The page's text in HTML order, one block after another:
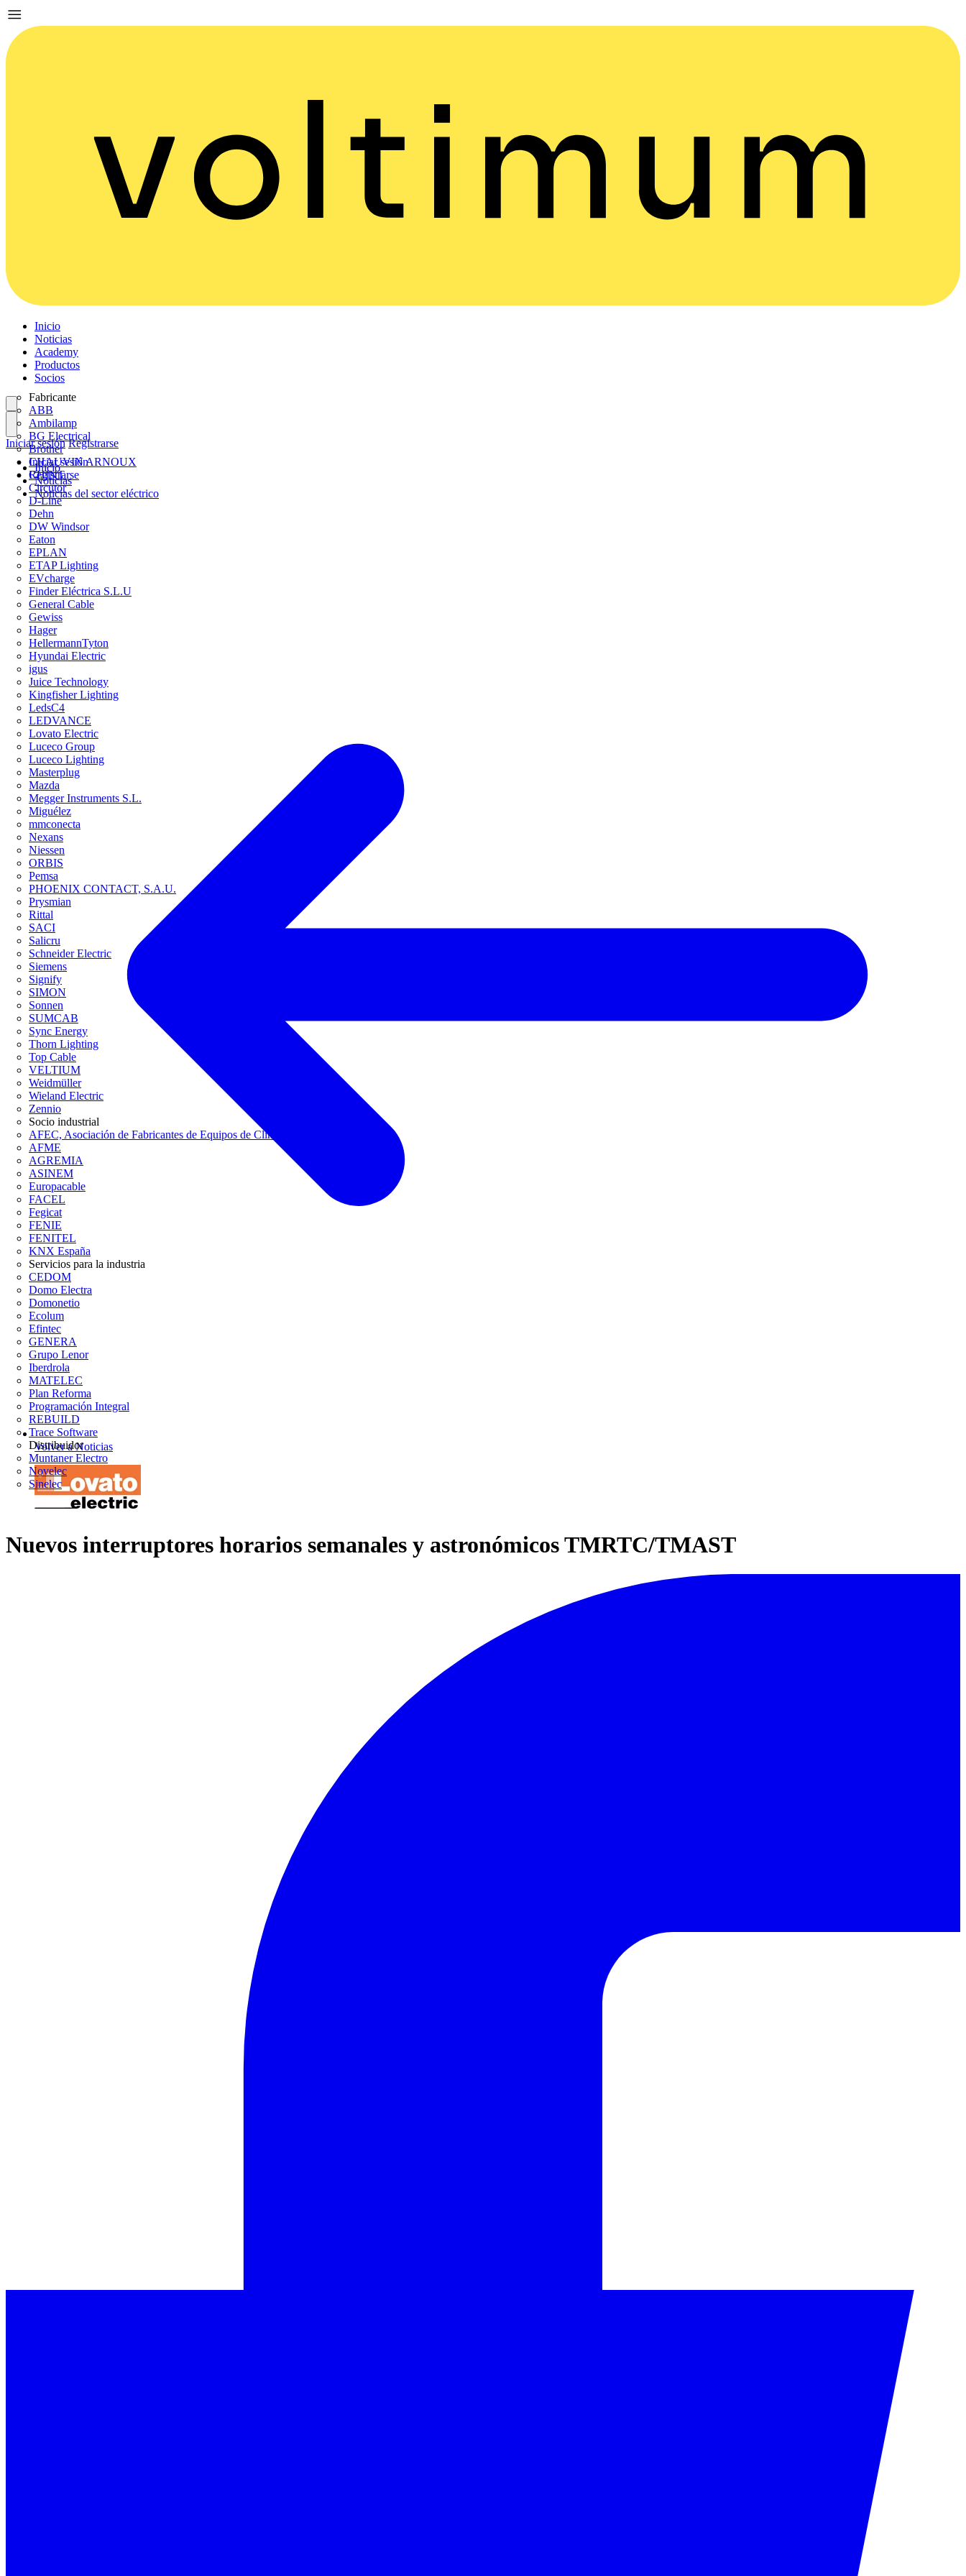
Inicio
Noticias
Academy
Productos
Socios
Fabricante
ABB
Ambilamp
BG Electrical
Brother
CHAUVIN ARNOUX
CHINT
Circutor
D-Line
Dehn
DW Windsor
Eaton
EPLAN
ETAP Lighting
EVcharge
Finder Eléctrica S.L.U
General Cable
Gewiss
Hager
HellermannTyton
Hyundai Electric
igus
Juice Technology
Kingfisher Lighting
LedsC4
LEDVANCE
Lovato Electric
Luceco Group
Luceco Lighting
Masterplug
Mazda
Megger Instruments S.L.
Miguélez
mmconecta
Nexans
Niessen
ORBIS
Pemsa
PHOENIX CONTACT, S.A.U.
Prysmian
Rittal
SACI
Salicru
Schneider Electric
Siemens
Signify
SIMON
Sonnen
SUMCAB
Sync Energy
Thorn Lighting
Top Cable
VELTIUM
Weidmüller
Wieland Electric
Zennio
Socio industrial
AFEC, Asociación de Fabricantes de Equipos de Climatización
AFME
AGREMIA
ASINEM
Europacable
FACEL
Fegicat
FENIE
FENITEL
KNX España
Servicios para la industria
CEDOM
Domo Electra
Domonetio
Ecolum
Efintec
GENERA
Grupo Lenor
Iberdrola
MATELEC
Plan Reforma
Programación Integral
REBUILD
Trace Software
Distribuidor
Muntaner Electro
Novelec
Sinelec
Iniciar sesión
Registrarse
Iniciar sesión Registrarse
Inicio
Noticias
Noticias del sector eléctrico
Volver a Noticias
Nuevos interruptores horarios semanales y astronómicos TMRTC/TMAST